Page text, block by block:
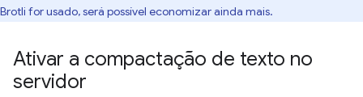
Brotli for usado, será possível economizar ainda mais.
Ativar a compactação de texto no
servidor